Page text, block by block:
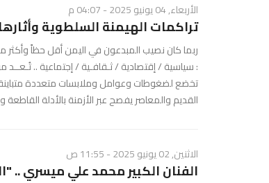
الأربعاء, 04 يونيو 2025 - 04:07 م
تراكمات الهيمنة السلطوية
ربما كان نصيب المبدعون في اليمن أقل حظاً وأكثر
: سياسية / إقتصادية / ثـقافـية / إجتماعية ..
تخضع لضغوطات وعوامل وملابسات متعددة متباينة
القديم والمعاصر يفصح عبر الأزمنة بالأدلة القاطعة
الاثنين, 02 يونيو 2025 - 11:55 ص
الفنان الكبير محمد علي ميسري ..